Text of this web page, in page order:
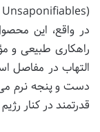
در واقع، این
راهکاری طبیعی و
التهاب در مفاصل
قدرتمند در کنار